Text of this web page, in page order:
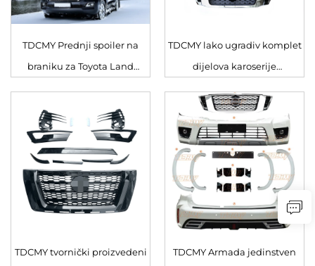
TDCMY Prednji spoiler na
braniku za Toyota Land
TDCMY lako ugradiv komplet
dijelova karoserije
zaštitna traka za Nissan Patrol
Y62 2016-2020
TDCMY tvornički proizvedeni
TDCMY Armada jedinstven